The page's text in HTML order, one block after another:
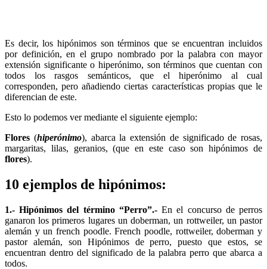
Es decir, los hipónimos son términos que se encuentran incluidos
por definición, en el grupo nombrado por la palabra con mayor
extensión significante o hiperónimo, son términos que cuentan con
todos los rasgos semánticos, que el hiperónimo al cual
corresponden, pero añadiendo ciertas características propias que le
diferencian de este.
Esto lo podemos ver mediante el siguiente ejemplo:
Flores (hiperónimo), abarca la extensión de significado de rosas,
margaritas, lilas, geranios, (que en este caso son hipónimos de
flores).
10 ejemplos de hipónimos:
1.- Hipónimos del término “Perro”.-En el concurso de perros
ganaron los primeros lugares un doberman, un rottweiler, un pastor
alemán y un french poodle. French poodle, rottweiler, doberman y
pastor alemán, son Hipónimos de perro, puesto que estos, se
encuentran dentro del significado de la palabra perro que abarca a
todos.